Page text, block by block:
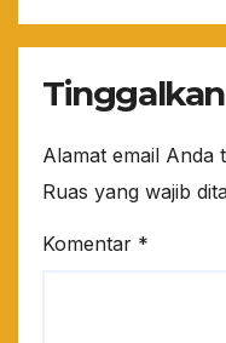
Alamat email Anda
Ruas yang wajib
Komentar *